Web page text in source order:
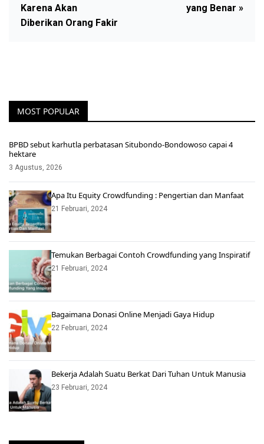
Karena Akan
Diberikan Orang Fakir
yang Benar »
MOST POPULAR
BPBD sebut karhutla perbatasan Situbondo-Bondowoso capai 4
hektare
3 Agustus, 2026
Apa Itu Equity Crowdfunding : Pengertian dan Manfaat
21 Februari, 2024
Temukan Berbagai Contoh Crowdfunding yang Inspiratif
21 Februari, 2024
Bagaimana Donasi Online Menjadi Gaya Hidup
22 Februari, 2024
Bekerja Adalah Suatu Berkat Dari Tuhan Untuk Manusia
23 Februari, 2024